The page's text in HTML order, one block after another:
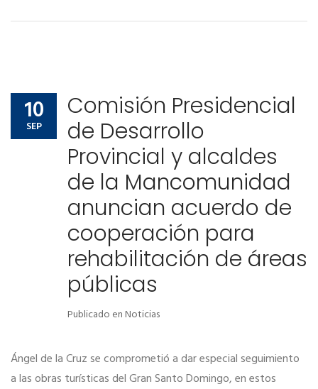
10
SEP
Comisión Presidencial
de Desarrollo
Provincial y alcaldes
de la Mancomunidad
anuncian acuerdo de
cooperación para
rehabilitación de áreas
públicas
Publicado enNoticias
Ángel de la Cruz se comprometió a dar especial seguimiento
a las obras turísticas del Gran Santo Domingo, en estos